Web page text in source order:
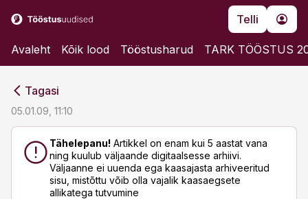
Telli
Avaleht Kõik lood Tööstusharud TARK TÖÖSTUS
Tagasi
05.01.09, 11:10
Tähelepanu! Artikkel on enam kui 5 aastat vana
ning kuulub väljaande digitaalsesse arhiivi.
Väljaanne ei uuenda ega kaasajasta arhiveeritud
sisu, mistõttu võib olla vajalik kaasaegsete
allikatega tutvumine